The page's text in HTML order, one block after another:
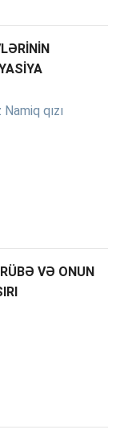
qızı
VƏ ONUN